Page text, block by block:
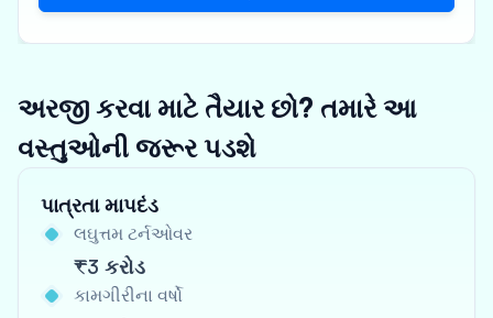
અરજી કરવા માટે તૈયાર છો? તમારે આ
વસ્તુઓની જરૂર પડશે
પાત્રતા માપદંડ
લઘુત્તમ ટર્નઓવર
₹3 કરોડ
કામગીરીના વર્ષો